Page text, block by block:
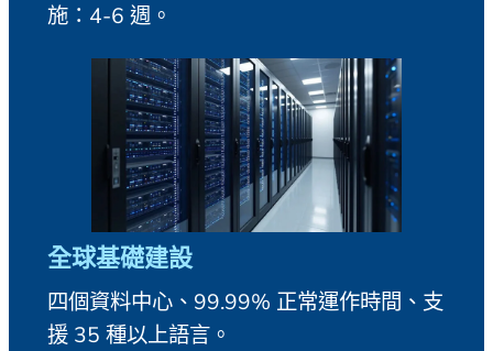
施：4-6 週。
全球基礎建設
四個資料中心、99.99% 正常運作時間、支
援 35 種以上語言。